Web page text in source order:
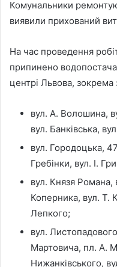
Комунальники
виявили прихований
На час проведення
припинено
центрі Львова, зокрема
вул. А. Волошина,
вул. Банківська,
вул. Городоцька,
Гребінки, вул. І.
вул. Князя
Коперника, вул. Т.
Лепкого;
вул.
Мартовича, пл. А.
Нижанківського,